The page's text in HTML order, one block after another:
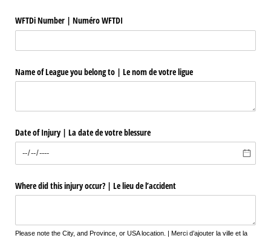
WFTDi Number | Numéro WFTDI
Name of League you belong to | Le nom de votre ligue
Date of Injury | La date de votre blessure
Where did this injury occur? | Le lieu de l’accident
Please note the City, and Province, or USA location. | Merci d’ajouter la ville et la